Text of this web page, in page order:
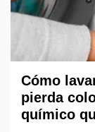
Cómo
pierda
químico